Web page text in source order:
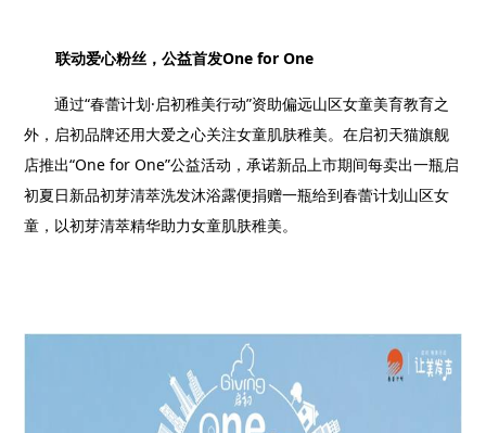
联动爱心粉丝，公益首发One for One
通过“春蕾计划·启初稚美行动”资助偏远山区女童美育教育之
外，启初品牌还用大爱之心关注女童肌肤稚美。在启初天猫旗舰
店推出“One for One”公益活动，承诺新品上市期间每卖出一瓶启
初夏日新品初芽清萃洗发沐浴露便捐赠一瓶给到春蕾计划山区女
童，以初芽清萃精华助力女童肌肤稚美。